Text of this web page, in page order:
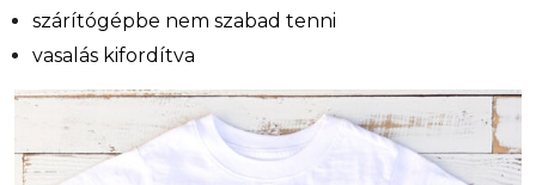
szárítógépbe nem szabad tenni
vasalás kifordítva